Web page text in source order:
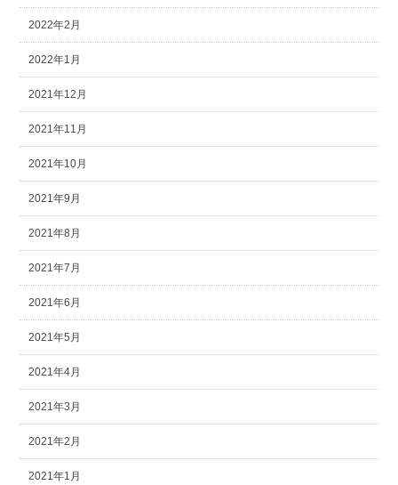
2022年2月
2022年1月
2021年12月
2021年11月
2021年10月
2021年9月
2021年8月
2021年7月
2021年6月
2021年5月
2021年4月
2021年3月
2021年2月
2021年1月